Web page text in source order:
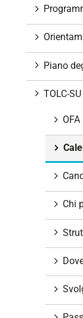
Piano
TOLC-SU
OFA
Chi